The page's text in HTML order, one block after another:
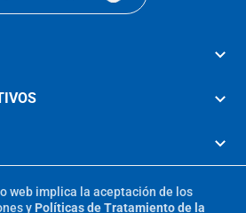
web implica la aceptación de los
y Políticas de Tratamiento de la